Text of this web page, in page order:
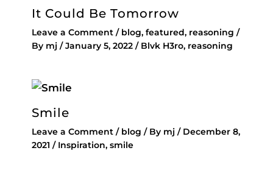
It Could Be Tomorrow
Leave a Comment / blog, featured, reasoning /
By mj /January 5, 2022 / Blvk H3ro, reasoning
Smile
Leave a Comment / blog / By mj / December 8,
2021 / Inspiration, smile